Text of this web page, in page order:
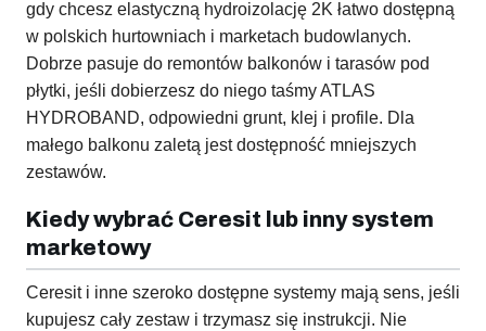
gdy chcesz elastyczną hydroizolację 2K łatwo dostępną
w polskich hurtowniach i marketach budowlanych.
Dobrze pasuje do remontów balkonów i tarasów pod
płytki, jeśli dobierzesz do niego taśmy ATLAS
HYDROBAND, odpowiedni grunt, klej i profile. Dla
małego balkonu zaletą jest dostępność mniejszych
zestawów.
Kiedy wybrać Ceresit lub inny system
marketowy
Ceresit i inne szeroko dostępne systemy mają sens, jeśli
kupujesz cały zestaw i trzymasz się instrukcji. Nie